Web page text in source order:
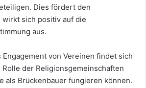
Dies fördert den
wirkt sich positiv auf die
aus.
Engagement von Vereinen findet sich
der Religionsgemeinschaften
als Brückenbauer fungieren können.